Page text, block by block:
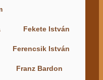
Fekete István
Ferencsik István
Franz Bardon